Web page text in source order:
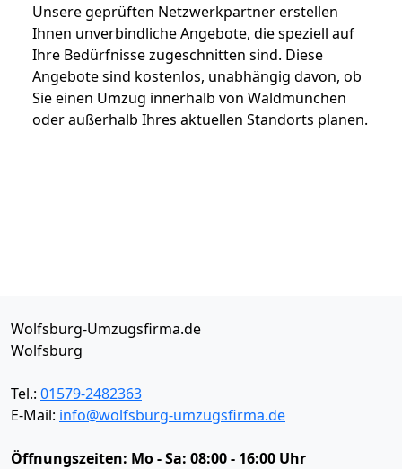
Unsere geprüften Netzwerkpartner erstellen
Ihnen unverbindliche Angebote, die speziell auf
Ihre Bedürfnisse zugeschnitten sind. Diese
Angebote sind kostenlos, unabhängig davon, ob
Sie einen Umzug innerhalb von Waldmünchen
oder außerhalb Ihres aktuellen Standorts planen.
Wolfsburg-Umzugsfirma.de
Wolfsburg
Tel.: 01579-2482363
E-Mail: info@wolfsburg-umzugsfirma.de
Öffnungszeiten: Mo - Sa: 08:00 - 16:00 Uhr